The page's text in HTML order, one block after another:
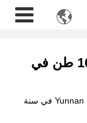

نظام تصنيع الثلج المالح بسعة 100 طن في
نظام تصنيع الثلج المالح بسعة 100 طن في مقاطعة Yunnan في سنة